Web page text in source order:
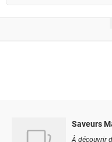
Saveurs
À découvrir